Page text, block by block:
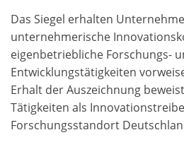
Das Siegel erhalten
unternehmerische
eigenbetriebliche Forschungs-
Entwicklungstätigkeiten
Erhalt der Auszeichnung
Tätigkeiten als
Forschungsstandort